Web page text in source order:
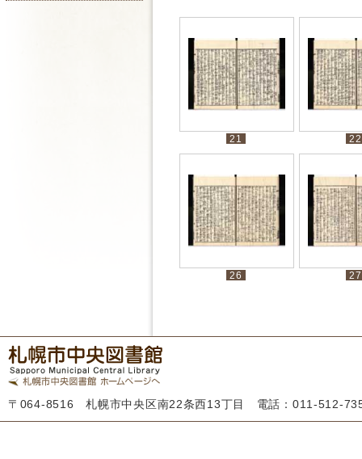
21 22
26 27
〒064-8516 札幌市中央区南22条西13丁目 電話：011-512-